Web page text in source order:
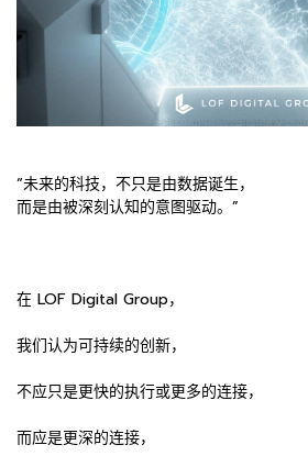
“未来的科技，不只是由数据诞生，
而是由被深刻认知的意图驱动。”
在 LOF Digital Group，
我们认为可持续的创新，
不应只是更快的执行或更多的连接，
而应是更深的连接，